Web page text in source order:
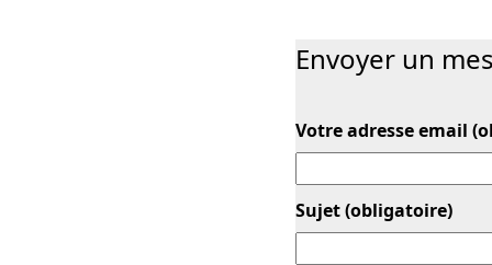
Envoyer un
Votre adresse email
Sujet (obligatoire)